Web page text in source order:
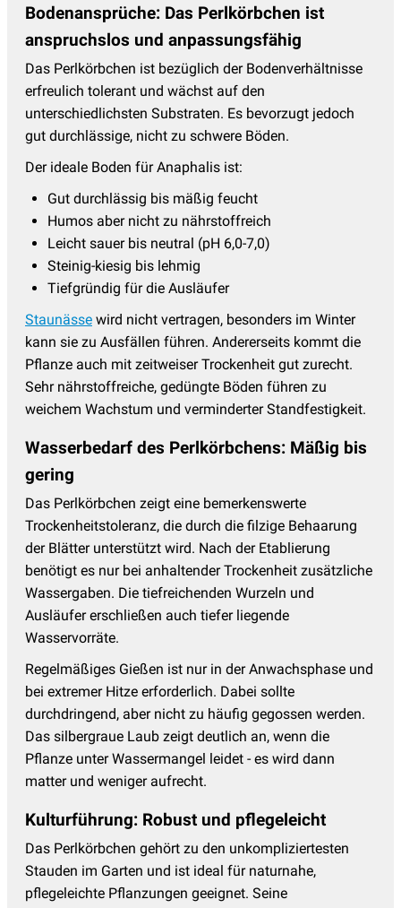
Prachtspiere(17)
Primeln - Primula
(15)
Ranunculus - Hahnenfuss
Reiherschnabel - Erodium(2)
Rittersporn - Delphinium
Salomonssiegel
Saxifraga - Steinbrech (6)
Schafgarbe (15)
Schleierkraut
Silberkerzen(7)
Skabiose(7)
Sonnenauge - Heliopsis
(3)
Sonnenröschen - Helianthemum
Spornblume(2)
Staudenclematis(11)
Staudenhibiskus(13)
Sterndolde(8)
Storchschnabel
(54)
Sumpfdotterblume - Caltha(3)
Taglilien(38)
Thymian - Thymus
Trollblume
Veilchen(5)
Wermut - Artemisia (9)
Bodenansprüche: Das Perlkörbchen ist
anspruchslos und anpassungsfähig
Das Perlkörbchen ist bezüglich der Bodenverhältnisse
erfreulich tolerant und wächst auf den
unterschiedlichsten Substraten. Es bevorzugt jedoch
gut durchlässige, nicht zu schwere Böden.
Der ideale Boden für Anaphalis ist:
Gut durchlässig bis mäßig feucht
Humos aber nicht zu nährstoffreich
Leicht sauer bis neutral (pH 6,0-7,0)
Steinig-kiesig bis lehmig
Tiefgründig für die Ausläufer
Staunässe wird nicht vertragen, besonders im Winter
kann sie zu Ausfällen führen. Andererseits kommt die
Pflanze auch mit zeitweiser Trockenheit gut zurecht.
Sehr nährstoffreiche, gedüngte Böden führen zu
weichem Wachstum und verminderter Standfestigkeit.
Wasserbedarf des Perlkörbchens: Mäßig bis
gering
Das Perlkörbchen zeigt eine bemerkenswerte
Trockenheitstoleranz, die durch die filzige Behaarung
der Blätter unterstützt wird. Nach der Etablierung
benötigt es nur bei anhaltender Trockenheit zusätzliche
Wassergaben. Die tiefreichenden Wurzeln und
Ausläufer erschließen auch tiefer liegende
Wasservorräte.
Regelmäßiges Gießen ist nur in der Anwachsphase und
bei extremer Hitze erforderlich. Dabei sollte
durchdringend, aber nicht zu häufig gegossen werden.
Das silbergraue Laub zeigt deutlich an, wenn die
Pflanze unter Wassermangel leidet - es wird dann
matter und weniger aufrecht.
Kulturführung: Robust und pflegeleicht
Das Perlkörbchen gehört zu den unkompliziertesten
Stauden im Garten und ist ideal für naturnahe,
pflegeleichte Pflanzungen geeignet. Seine